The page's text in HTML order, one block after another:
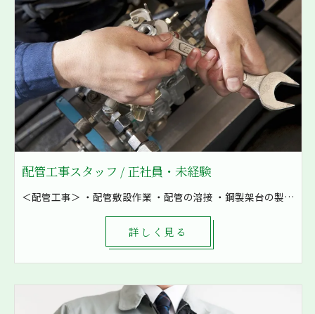
配管工事スタッフ / 正社員・未経験
＜配管工事＞ ・配管敷設作業 ・配管の溶接 ・鋼製架台の製作など ・空気の配管 ・油配管 ・水配管 ・燃料配管などを加工 8割現場での作業となり、発電所や工場といった大きな現場も施工しています！ まずは先輩補助として軽作業から一緒に作業をしていきます。 1現場4～8名で対応し、困ったときもすぐに相談出来る環境です。
詳しく見る